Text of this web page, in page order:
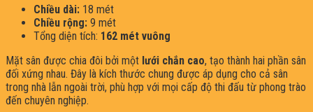
Chiều dài: 18 mét
Chiều rộng: 9 mét
Tổng diện tích: 162 mét vuông
Mặt sân được chia đôi bởi một lưới chắn cao, tạo thành hai phần sân
đối xứng nhau. Đây là kích thước chung được áp dụng cho cả sân
trong nhà lẫn ngoài trời, phù hợp với mọi cấp độ thi đấu từ phong trào
đến chuyên nghiệp.